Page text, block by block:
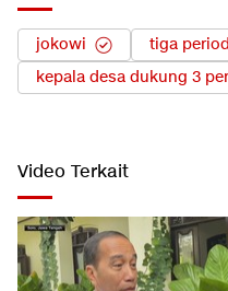
jokowi
tiga
kepala desa dukung 3
Video Terkait